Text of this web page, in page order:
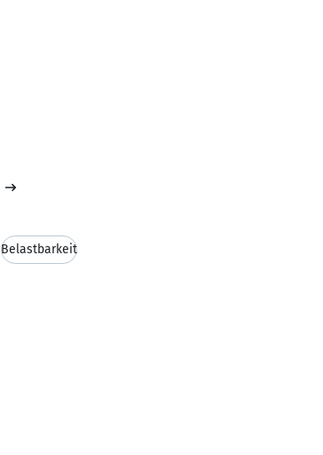
Belastbarkeit